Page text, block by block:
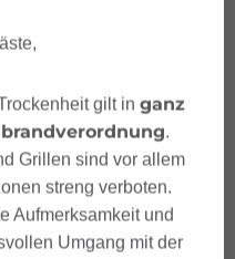
für
Vorarlberg
gilt in ganz
.
Grillen sind vor allem
streng verboten.
Aufmerksamkeit und
Umgang mit der